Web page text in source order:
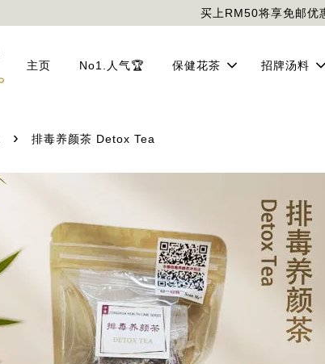
买上RM50将享免邮优
主页 No1.人气🏆 保健花茶 招牌汤料
› 排毒养颜茶 Detox Tea